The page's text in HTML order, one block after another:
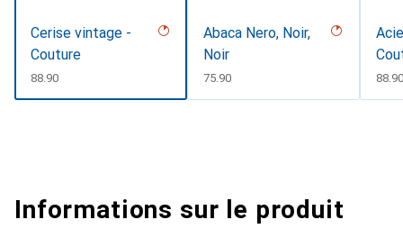
Cerise vintage -
Couture
CHF
88.90
Abaca Nero, Noir,
Noir
CHF
75.90 CHF
Informations sur le produit